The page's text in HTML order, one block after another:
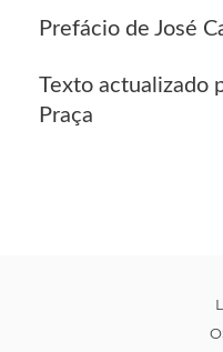
Prefácio de José
Texto actualizado
Praça